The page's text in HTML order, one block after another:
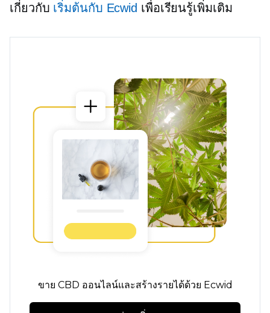
เกี่ยวกับ เริ่มต้นกับ Ecwid เพื่อเรียนรู้เพิ่มเติม
ขาย CBD ออนไลน์และสร้างรายได้ด้วย Ecwid